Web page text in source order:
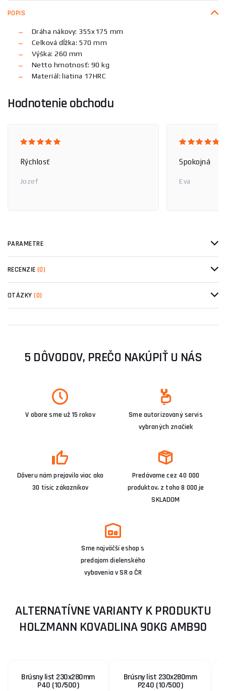
POPIS
Dráha nákovy: 355x175 mm
Celková dĺžka: 570 mm
Výška: 260 mm
Netto hmotnosť: 90 kg
Materiál: liatina 17HRC
Hodnotenie obchodu
Rýchlosť
Jozef
Spokojná
Eva
PARAMETRE
RECENZIE (0)
OTÁZKY(0)
5 DÔVODOV, PREČO NAKÚPIŤ U NÁS
V obore sme už 15 rokov
Sme autorizovaný servis
vybraných značiek
Dôveru nám prejavilo viac ako
30 tisíc zákazníkov
Predávame cez 40 000
produktov, z toho 8 000 je
SKLADOM
Sme najväčší eshop s
predajom dielenského
vybavenia v SR a ČR
ALTERNATÍVNE VARIANTY K PRODUKTU
HOLZMANN KOVADLINA 90KG AMB90
Brúsny list 230x280mm
P40 (10/500)
Brúsny list 230x280mm
P240 (10/500)